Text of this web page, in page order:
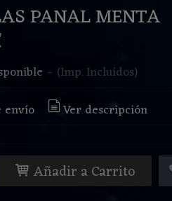
PANAL MENTA
- (Imp. Incluidos)
envío
Ver descripción
Añadir a Carrito